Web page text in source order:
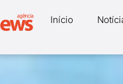
Início